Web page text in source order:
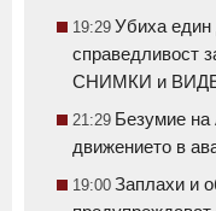
19:29 Убиха един
справедливост
СНИМКИ и
21:29 Безумие на
движението в
19:00 Заплахи и